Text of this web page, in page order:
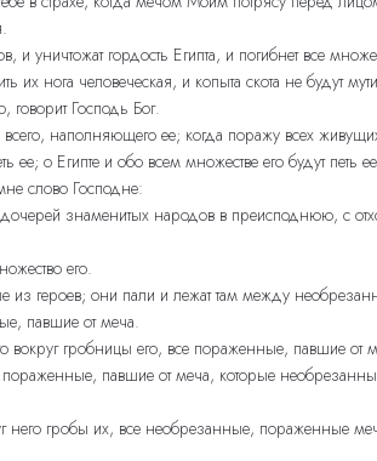
гордость Египта, и погибнет все
их нога человеческая, и копыта скота не будут
говорит Господь Бог.
наполняющего ее; когда поражу всех
о Египте и обо всем множестве его будут петь
слово Господне:
знаменитых народов в преисподнюю, с
его.
из героев; они пали и лежат там между
павшие от меча.
гробницы его, все пораженные, павшие от
павшие от меча, которые
гробы их, все необрезанные, пораженные